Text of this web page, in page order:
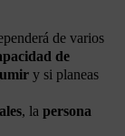
de varios
de
y si planeas
, la persona